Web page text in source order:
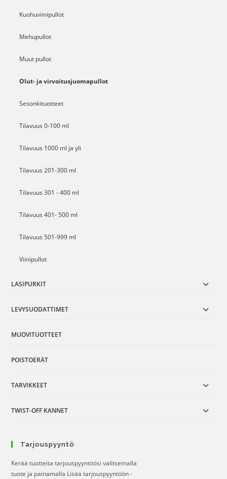
Kuohuviinipullot
Mehupullot
Muut pullot
Olut- ja virvoitusjuomapullot
Sesonkituotteet
Tilavuus 0-100 ml
Tilavuus 1000 ml ja yli
Tilavuus 201-300 ml
Tilavuus 301 - 400 ml
Tilavuus 401- 500 ml
Tilavuus 501-999 ml
Viinipullot
LASIPURKIT
LEVYSUODATTIMET
MUOVITUOTTEET
POISTOERÄT
TARVIKKEET
TWIST-OFF KANNET
Tarjouspyyntö
Kerää tuotteita tarjouspyyntöösi valitsemalla
tuote ja painamalla Lisää tarjouspyyntöön -